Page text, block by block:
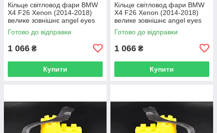
Кільце світловод фари BMW
X4 F26 Xenon (2014-2018)
велике зовнішнє angel eyes
праве
Готово до відправки
1 066 ₴
Купити
Кільце світловод фари BMW
X4 F26 Xenon (2014-2018)
велике зовнішнє angel eyes
ліве
Готово до відправки
1 066 ₴
Купити